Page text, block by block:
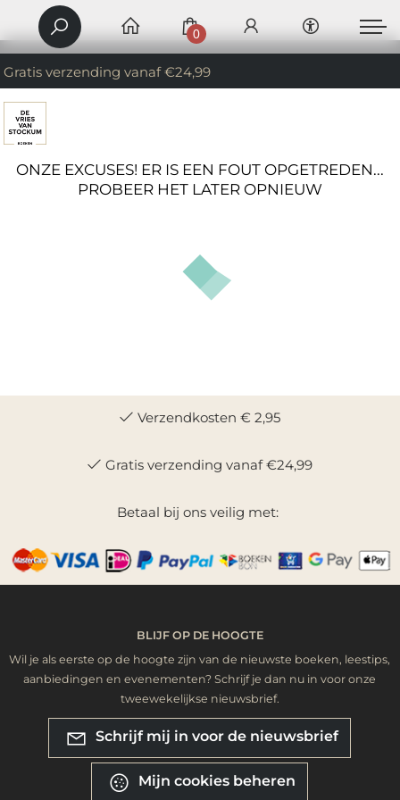
Gratis verzending vanaf €24,99
0
ONZE EXCUSES! ER IS EEN FOUT OPGETREDEN...
PROBEER HET LATER OPNIEUW
Verzendkosten € 2,95
Gratis verzending vanaf €24,99
Betaal bij ons veilig met:
BLIJF OP DE HOOGTE
Wil je als eerste op de hoogte zijn van de nieuwste boeken, leestips,
aanbiedingen en evenementen? Schrijf je dan nu in voor onze
tweewekelijkse nieuwsbrief.
Schrijf mij in voor de nieuwsbrief
Mijn cookies beheren